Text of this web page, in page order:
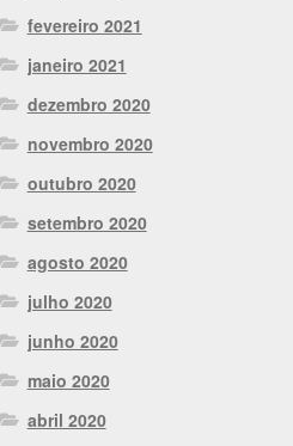
fevereiro 2021
janeiro 2021
dezembro 2020
novembro 2020
outubro 2020
setembro 2020
agosto 2020
julho 2020
junho 2020
maio 2020
abril 2020